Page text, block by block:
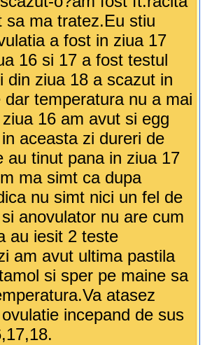
sa ma tratez.Eu stiu
a fost in ziua 17
16 si 17 a fost testul
din ziua 18 a scazut in
dar temperatura nu a mai
16 am avut si egg
aceasta zi dureri de
au tinut pana in ziua 17
ma simt ca dupa
nu simt nici un fel de
anovulator nu are cum
au iesit 2 teste
am avut ultima pastila
si sper pe maine sa
atasez
incepand de sus